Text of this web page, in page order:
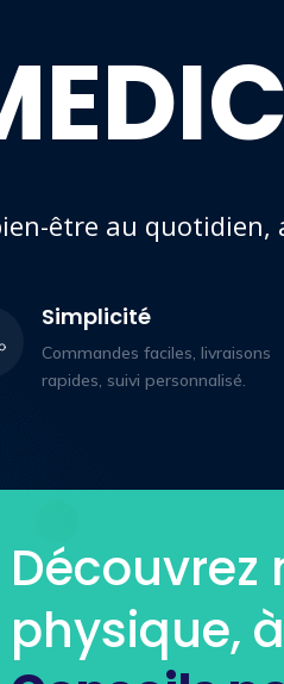
être au quotidien,
Simplicité
Commandes faciles, livraisons
rapides, suivi personnalisé.
physique,